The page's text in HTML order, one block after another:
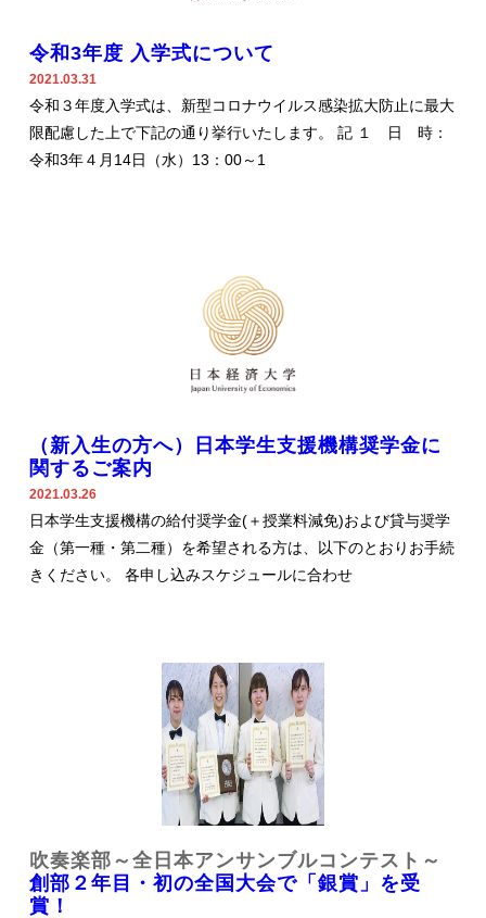
令和3年度 入学式について
2021.03.31
令和３年度入学式は、新型コロナウイルス感染拡大防止に最大
限配慮した上で下記の通り挙行いたします。 記 １ 日 時：
令和3年４月14日（水）13：00～1
（新入生の方へ）日本学生支援機構奨学金に
関するご案内
2021.03.26
日本学生支援機構の給付奨学金(＋授業料減免)および貸与奨学
金（第一種・第二種）を希望される方は、以下のとおりお手続
きください。 各申し込みスケジュールに合わせ
吹奏楽部～全日本アンサンブルコンテスト～
創部２年目・初の全国大会で「銀賞」を受
賞！